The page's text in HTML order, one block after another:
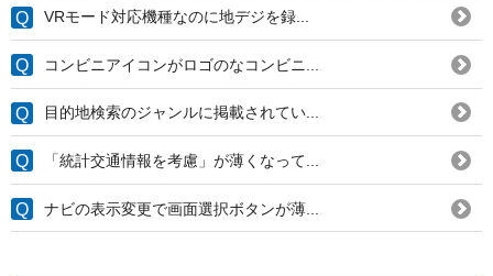
VRモード対応機種なのに地デジを録...
コンビニアイコンがロゴのなコンビニ...
目的地検索のジャンルに掲載されてい...
「統計交通情報を考慮」が薄くなって...
ナビの表示変更で画面選択ボタンが薄...